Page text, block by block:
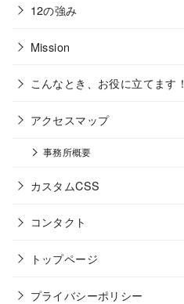
12の強み
Mission
こんなとき、お役に立てます！
アクセスマップ
事務所概要
カスタムCSS
コンタクト
トップページ
プライバシーポリシー